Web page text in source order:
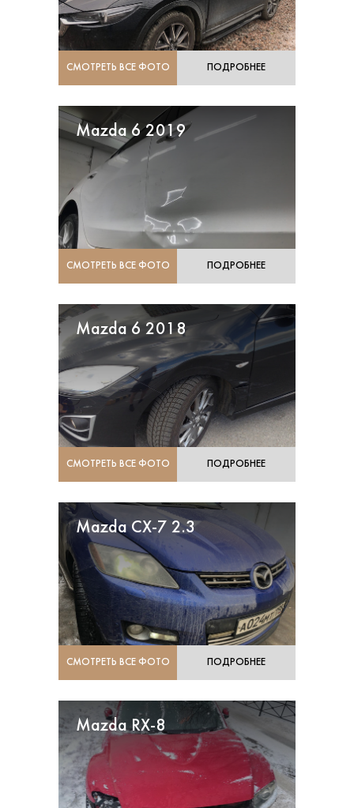
СМОТРЕТЬ ВСЕ ФОТО ПОДРОБНЕЕ
Mazda 6 2019
СМОТРЕТЬ ВСЕ ФОТО ПОДРОБНЕЕ
Mazda 6 2018
СМОТРЕТЬ ВСЕ ФОТО ПОДРОБНЕЕ
Mazda CX-7 2.3
СМОТРЕТЬ ВСЕ ФОТО ПОДРОБНЕЕ
Mazda RX-8